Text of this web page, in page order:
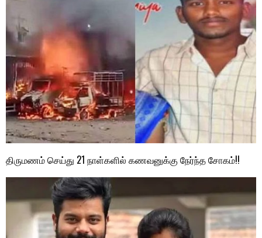
திருமணம் செய்து 21 நாள்களில் கணவனுக்கு நேர்ந்த சோகம்!!